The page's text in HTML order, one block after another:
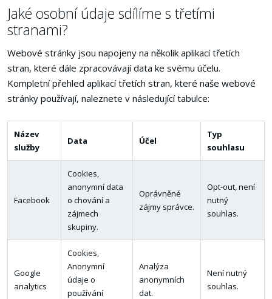
Jaké osobní údaje sdílíme s třetími
stranami?
Webové stránky jsou napojeny na několik aplikací třetích
stran, které dále zpracovávají data ke svému účelu.
Kompletní přehled aplikací třetích stran, které naše webové
stránky používají, naleznete v následující tabulce:
Název
služby
Data Účel
Typ
souhlasu
Facebook
Cookies,
anonymní data
o chování a
zájmech
skupiny.
Oprávněné
zájmy správce.
Opt-out, není
nutný
souhlas.
Google
analytics
Cookies,
Anonymní
údaje o
používání
Analýza
anonymních
dat.
Není nutný
souhlas.